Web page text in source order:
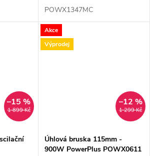
POWX1347MC
1 899 Kč
–15 %
Akce
Výprodej
1 299 Kč
–12 %
Úhlová bruska 115mm -
900W PowerPlus POWX0611